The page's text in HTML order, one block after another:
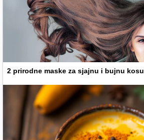
2 prirodne maske za sjajnu i bujnu kosu